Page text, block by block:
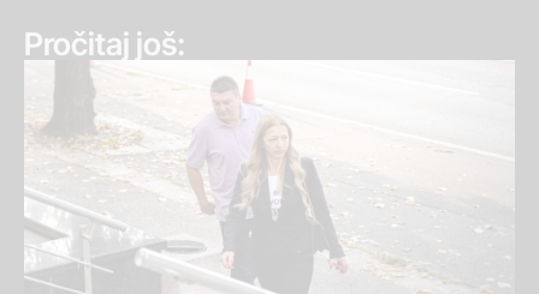
Pročitaj još: